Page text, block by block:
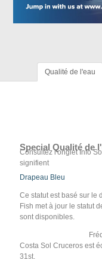
Qualité de l'eau
Special Qualité de
Consultez l'onglet Info
signifient
Drapeau Bleu
Ce statut est basé sur le
Fish met à jour le statut
sont disponibles.
Costa Sol Cruceros est
31st.